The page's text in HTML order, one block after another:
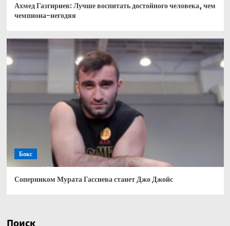
Ахмед Газгириев: Лучше воспитать достойного человека, чем
чемпиона-негодяя
Бокс
Соперником Мурата Гассиева станет Джо Джойс